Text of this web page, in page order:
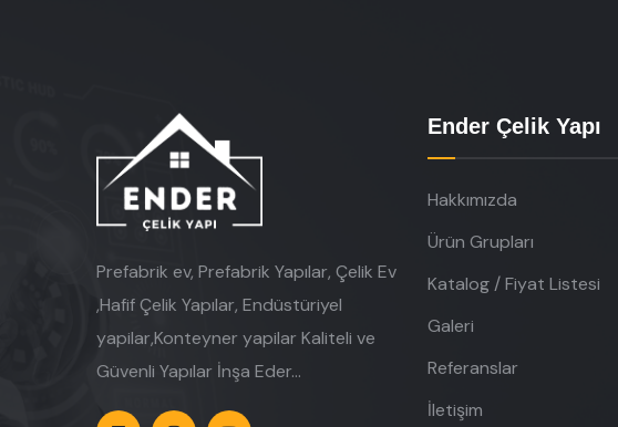
Prefabrik ev, Prefabrik Yapılar, Çelik Ev
,Hafif Çelik Yapılar, Endüstüriyel
yapilar,Konteyner yapilar Kaliteli ve
Güvenli Yapılar İnşa Eder...
Ender Çelik Yapı
Hakkımızda
Ürün Grupları
Katalog / Fiyat Listesi
Galeri
Referanslar
İletişim